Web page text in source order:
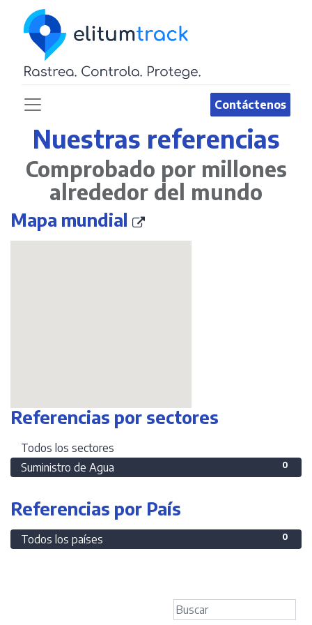
Contáctenos
Nuestras referencias
Comprobado por millones
alrededor del mundo
Mapa mundial
Referencias por sectores
Todos los sectores
0
Suministro de Agua
Referencias por País
0
Todos los países